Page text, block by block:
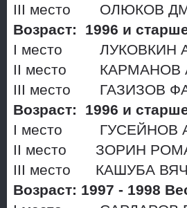
III место ОЛЮКОВ
Возраст: 1996 и
I место ЛУКОВКИН
II место КАРМАНОВ
III место ГАЗИЗОВ
Возраст: 1996 и
I место ГУСЕЙНОВ
II место ЗОРИН
III место КАШУБА
Возраст: 1997 - 1998